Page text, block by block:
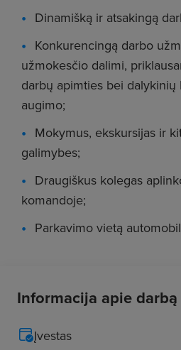
Dinamišką ir atsakingą
Konkurencingą darbo
užmokesčio dalimi,
darbų apimties bei
augimo;
Mokymus, ekskursijas ir
galimybes;
Draugiškus kolegas
komandoje;
Parkavimo vietą
Informacija apie darbą
Įvestas